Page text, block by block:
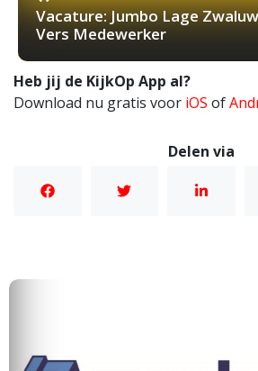
Vacature: Jumbo Lage
Vers Medewerker
Heb jij de KijkOp App al?
Download nu gratis voor iOS of
Delen via